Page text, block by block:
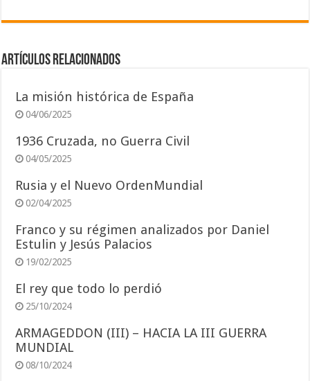
Artículos relacionados
La misión histórica de España
04/06/2025
1936 Cruzada, no Guerra Civil
04/05/2025
Rusia y el Nuevo OrdenMundial
02/04/2025
Franco y su régimen analizados por Daniel
Estulin y Jesús Palacios
19/02/2025
El rey que todo lo perdió
25/10/2024
ARMAGEDDON (III) – HACIA LA III GUERRA
MUNDIAL
08/10/2024